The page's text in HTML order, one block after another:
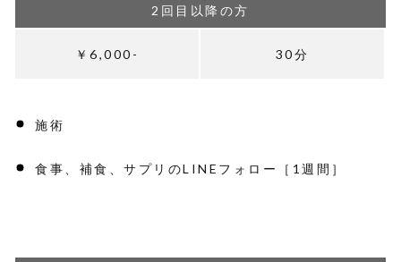
2回目以降の方
￥6,000- 30分
施術
食事、補食、サプリのLINEフォロー［1週間］